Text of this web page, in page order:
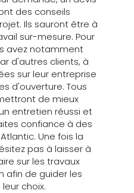
des conseils
Ils sauront être à
sur-mesure. Pour
avez notamment
d'autres clients, à
sur leur entreprise
d'ouverture. Tous
de mieux
entretien réussi et
confiance à des
Une fois la
pas à laisser à
sur les travaux
afin de guider les
choix.